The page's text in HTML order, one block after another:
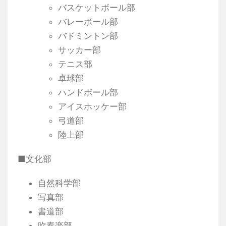
バスケットボール部
バレーボール部
バドミントン部
サッカー部
テニス部
卓球部
ハンドボール部
アイスホッケー部
弓道部
陸上部
■文化部
自然科学部
写真部
書道部